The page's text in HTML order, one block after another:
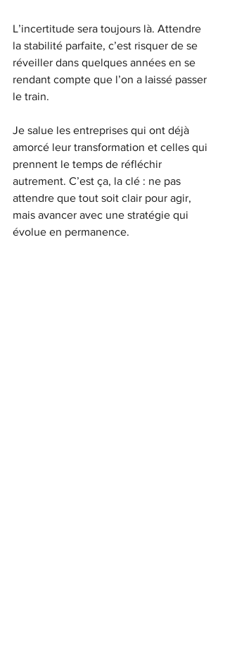
L’incertitude sera toujours là. Attendre
la stabilité parfaite, c’est risquer de se
réveiller dans quelques années en se
rendant compte que l’on a laissé passer
le train.
Je salue les entreprises qui ont déjà
amorcé leur transformation et celles qui
prennent le temps de réfléchir
autrement. C’est ça, la clé : ne pas
attendre que tout soit clair pour agir,
mais avancer avec une stratégie qui
évolue en permanence.